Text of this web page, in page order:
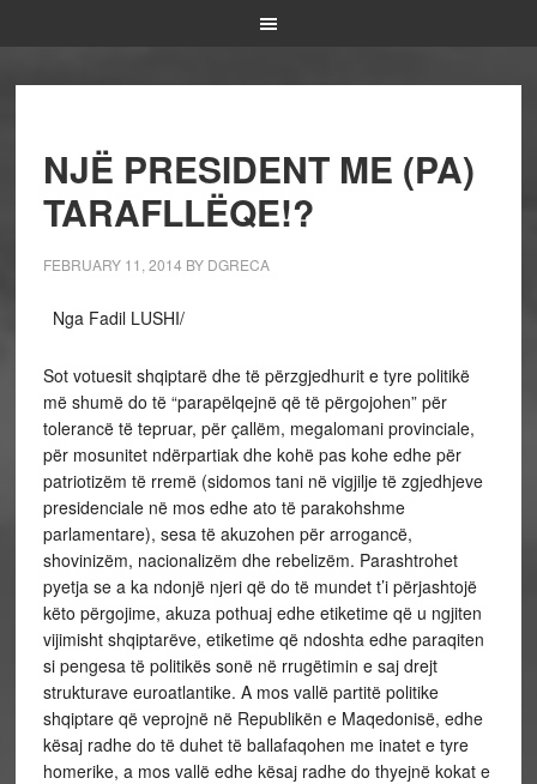
NJË PRESIDENT ME (PA)
TARAFLLËQE!?
FEBRUARY 11, 2014 BY DGRECA
Nga Fadil LUSHI/
Sot votuesit shqiptarë dhe të përzgjedhurit e tyre politikë
më shumë do të “parapëlqejnë që të përgojohen” për
tolerancë të tepruar, për çallëm, megalomani provinciale,
për mosunitet ndërpartiak dhe kohë pas kohe edhe për
patriotizëm të rremë (sidomos tani në vigjilje të zgjedhjeve
presidenciale në mos edhe ato të parakohshme
parlamentare), sesa të akuzohen për arrogancë,
shovinizëm, nacionalizëm dhe rebelizëm. Parashtrohet
pyetja se a ka ndonjë njeri që do të mundet t’i përjashtojë
këto përgojime, akuza pothuaj edhe etiketime që u ngjiten
vijimisht shqiptarëve, etiketime që ndoshta edhe paraqiten
si pengesa të politikës sonë në rrugëtimin e saj drejt
strukturave euroatlantike. A mos vallë partitë politike
shqiptare që veprojnë në Republikën e Maqedonisë, edhe
kësaj radhe do të duhet të ballafaqohen me inatet e tyre
homerike, a mos vallë edhe kësaj radhe do thyejnë kokat e